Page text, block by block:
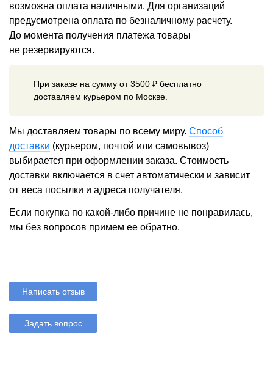
возможна оплата наличными. Для организаций
предусмотрена оплата по безналичному расчету.
До момента получения платежа товары
не резервируются.
При заказе на сумму от 3500 ₽ бесплатно
доставляем курьером по Москве.
Мы доставляем товары по всему миру. Способ
доставки (курьером, почтой или самовывоз)
выбирается при оформлении заказа. Стоимость
доставки включается в счет автоматически и зависит
от веса посылки и адреса получателя.
Если покупка по какой-либо причине не понравилась,
мы без вопросов примем ее обратно.
Написать отзыв
Задать вопрос